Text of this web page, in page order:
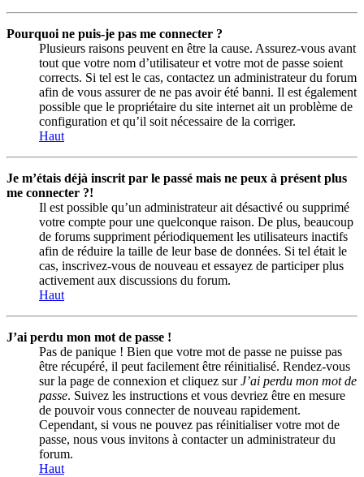
Pourquoi ne puis-je pas me connecter ?
Plusieurs raisons peuvent en être la cause. Assurez-vous avant
tout que votre nom d’utilisateur et votre mot de passe soient
corrects. Si tel est le cas, contactez un administrateur du forum
afin de vous assurer de ne pas avoir été banni. Il est également
possible que le propriétaire du site internet ait un problème de
configuration et qu’il soit nécessaire de la corriger.
Haut
Je m’étais déjà inscrit par le passé mais ne peux à présent plus
me connecter ?!
Il est possible qu’un administrateur ait désactivé ou supprimé
votre compte pour une quelconque raison. De plus, beaucoup
de forums suppriment périodiquement les utilisateurs inactifs
afin de réduire la taille de leur base de données. Si tel était le
cas, inscrivez-vous de nouveau et essayez de participer plus
activement aux discussions du forum.
Haut
J’ai perdu mon mot de passe !
Pas de panique ! Bien que votre mot de passe ne puisse pas
être récupéré, il peut facilement être réinitialisé. Rendez-vous
sur la page de connexion et cliquez surJ’ai perdu mon mot de
passe. Suivez les instructions et vous devriez être en mesure
de pouvoir vous connecter de nouveau rapidement.
Cependant, si vous ne pouvez pas réinitialiser votre mot de
passe, nous vous invitons à contacter un administrateur du
forum.
Haut